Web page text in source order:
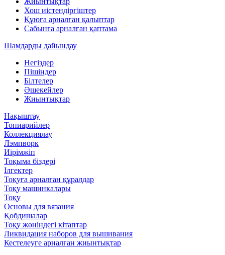
Хош иістендіргіштер
Құюға арналған қалыптар
Сабынға арналған қаптама
Шамдарды дайындау
Негіздер
Пішіндер
Білтелер
Әшекейлер
Жиынтықтар
Нақыштау
Топиарийлер
Коллекциялау
Лэмпворк
Иірімжіп
Тоқыма біздері
Ілгектер
Тоқуға арналған құралдар
Тоқу машинкалары
Тоқу
Основы для вязания
Қобдишалар
Тоқу жөніндегі кітаптар
Ликвидация наборов для вышивания
Кестелеуге арналған жиынтықтар